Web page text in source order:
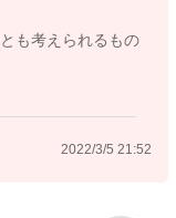
も考えられるもの
2022/3/5 21:52